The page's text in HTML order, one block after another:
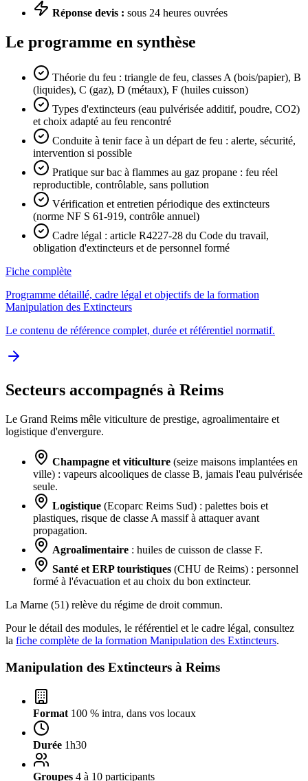
Réponse devis : sous 24 heures ouvrées
Le programme en synthèse
Théorie du feu : triangle de feu, classes A (bois/papier), B
(liquides), C (gaz), D (métaux), F (huiles cuisson)
Types d'extincteurs (eau pulvérisée additif, poudre, CO2)
et choix adapté au feu rencontré
Conduite à tenir face à un départ de feu : alerte, sécurité,
intervention si possible
Pratique sur bac à flammes au gaz propane : feu réel
reproductible, contrôlable, sans pollution
Vérification et entretien périodique des extincteurs
(norme NF S 61-919, contrôle annuel)
Cadre légal : article R4227-28 du Code du travail,
obligation d'extincteurs et de personnel formé
Fiche complète
Programme détaillé, cadre légal et objectifs de la formation
Manipulation des Extincteurs
Le contenu de référence complet, durée et référentiel normatif.
Secteurs accompagnés à Reims
Le Grand Reims mêle viticulture de prestige, agroalimentaire et
logistique d'envergure.
Champagne et viticulture (seize maisons implantées en
ville) : vapeurs alcooliques de classe B, jamais l'eau pulvérisée
seule.
Logistique (Ecoparc Reims Sud) : palettes bois et
plastiques, risque de classe A massif à attaquer avant
propagation.
Agroalimentaire : huiles de cuisson de classe F.
Santé et ERP touristiques (CHU de Reims) : personnel
formé à l'évacuation et au choix du bon extincteur.
La Marne (51) relève du régime de droit commun.
Pour le détail des modules, le référentiel et le cadre légal, consultez
la fiche complète de la formation Manipulation des Extincteurs.
Manipulation des Extincteurs à Reims
Format 100 % intra, dans vos locaux
Durée 1h30
Groupes 4 à 10 participants